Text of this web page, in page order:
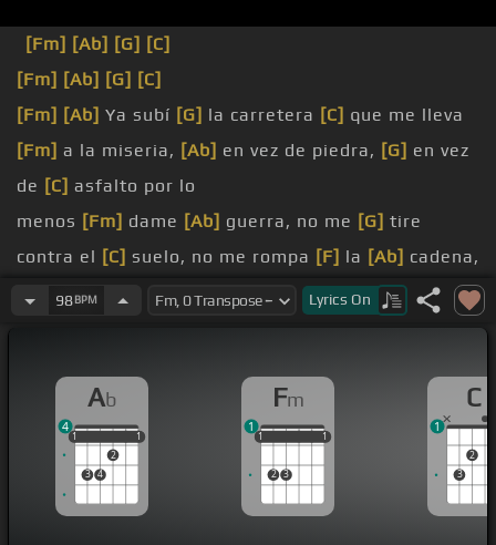
[Fm] [Ab] [G] [C]
[Fm] [Ab] [G] [C]
[Fm] [Ab] Ya subí [G] la carretera [C] que me lleva
[Fm] a la miseria, [Ab] en vez de piedra, [G] en vez
de [C] asfalto por lo
menos [Fm] dame [Ab] guerra, no me [G] tire
contra el [C] suelo, no me rompa [F] la [Ab] cadena,
[C]
Dulcito de coco, [Eb] [Bbm]
eres mi dulce, eres mi
[Fm]bien,[Ab]
dulcito de
coco,[C]como panal de abeja
[Bbm]
que da [Fm] [Ab]dulcito de
coco,
98BPM Lyrics On
Ab
1
3 4
2
1
1 1
4
Fm
1
2 3
1
1 1
1
C
3
2
1